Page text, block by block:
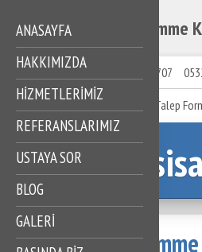
Sıracevizler Gömme
ANASAYFA
HAKKIMIZDA
HIZMETLERIMIZ
REFERANSLARIMIZ
USTAYA SOR
BLOG
GALERİ
05323847707
Talep
Sıracevizler